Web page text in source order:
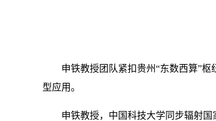
申铁教授团队紧扣贵州“东数西算”
型应用。
申铁教授，中国科技大学同步辐射